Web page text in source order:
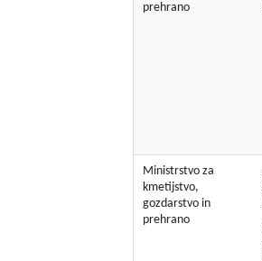
prehrano
Ministrstvo za
kmetijstvo,
gozdarstvo in
prehrano